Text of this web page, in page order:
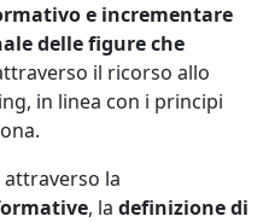
e incrementare
delle figure che
il ricorso allo
in linea con i principi
attraverso la
, la definizione di